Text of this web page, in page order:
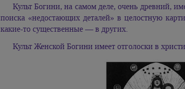
Культ Богини, на самом деле, очень древний,
поиска «недостающих деталей» в целостную
какие-то существенные — в других.
Культ Женской Богини имеет отголоски в